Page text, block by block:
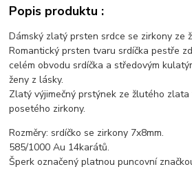
Popis produktu :
Dámský zlatý prsten srdce se zirkony ze
Romantický prsten tvaru srdíčka pestře
celém obvodu srdíčka a středovým
ženy z lásky.
Zlatý výjimečný prstýnek ze žlutého
posetého zirkony.
Rozměry: srdíčko se zirkony 7x8mm.
585/1000 Au 14karátů.
Šperk označený platnou puncovní